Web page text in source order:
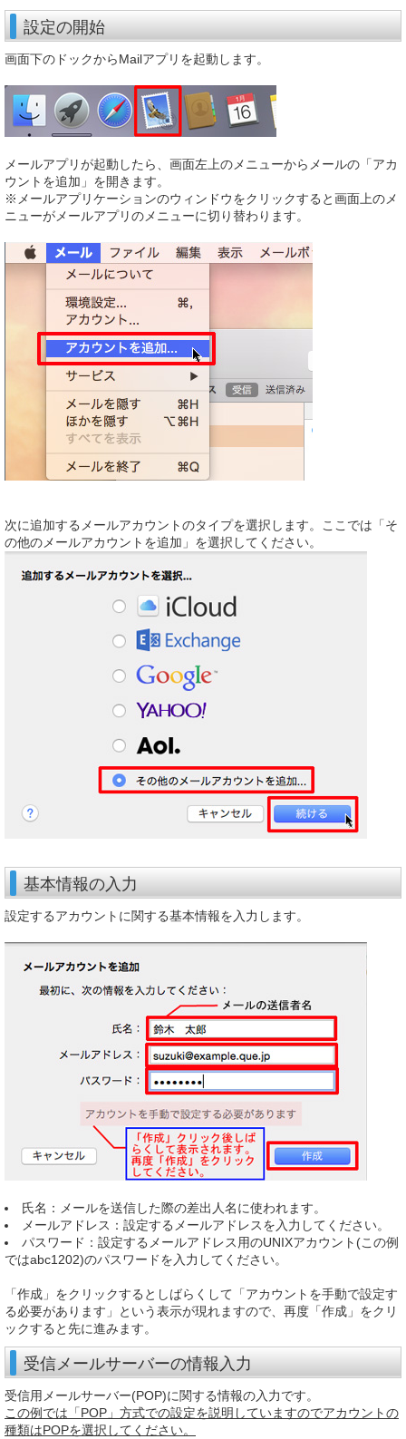
設定の開始
画面下のドックからMailアプリを起動します。
メールアプリが起動したら、画面左上のメニューからメールの「アカ
ウントを追加」を開きます。
※メールアプリケーションのウィンドウをクリックすると画面上のメ
ニューがメールアプリのメニューに切り替わります。
次に追加するメールアカウントのタイプを選択します。ここでは「そ
の他のメールアカウントを追加」を選択してください。
基本情報の入力
設定するアカウントに関する基本情報を入力します。
氏名：メールを送信した際の差出人名に使われます。
メールアドレス：設定するメールアドレスを入力してください。
パスワード：設定するメールアドレス用のUNIXアカウント(この例
ではabc1202)のパスワードを入力してください。
「作成」をクリックするとしばらくして「アカウントを手動で設定す
る必要があります」という表示が現れますので、再度「作成」をクリ
ックすると先に進みます。
受信メールサーバーの情報入力
受信用メールサーバー(POP)に関する情報の入力です。
この例では「POP」方式での設定を説明していますのでアカウントの
種類はPOPを選択してください。